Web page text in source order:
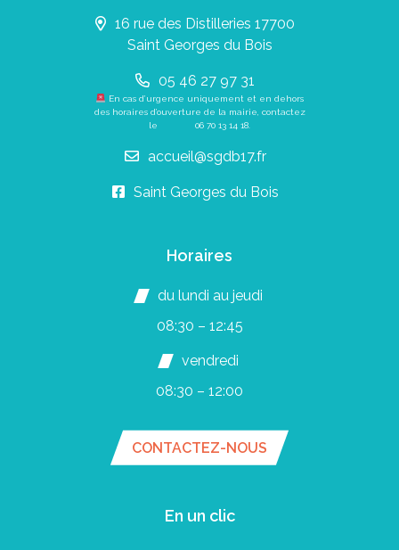
16 rue des Distilleries 17700
Saint Georges du Bois
05 46 27 97 31
En cas d’urgence uniquement et en dehors
des horaires d’ouverture de la mairie, contactez
le 06 70 13 14 18
accueil@sgdb17.fr
Saint Georges du Bois
Horaires
du lundi au jeudi
08:30 – 12:45
vendredi
08:30 – 12:00
CONTACTEZ-NOUS
En un clic